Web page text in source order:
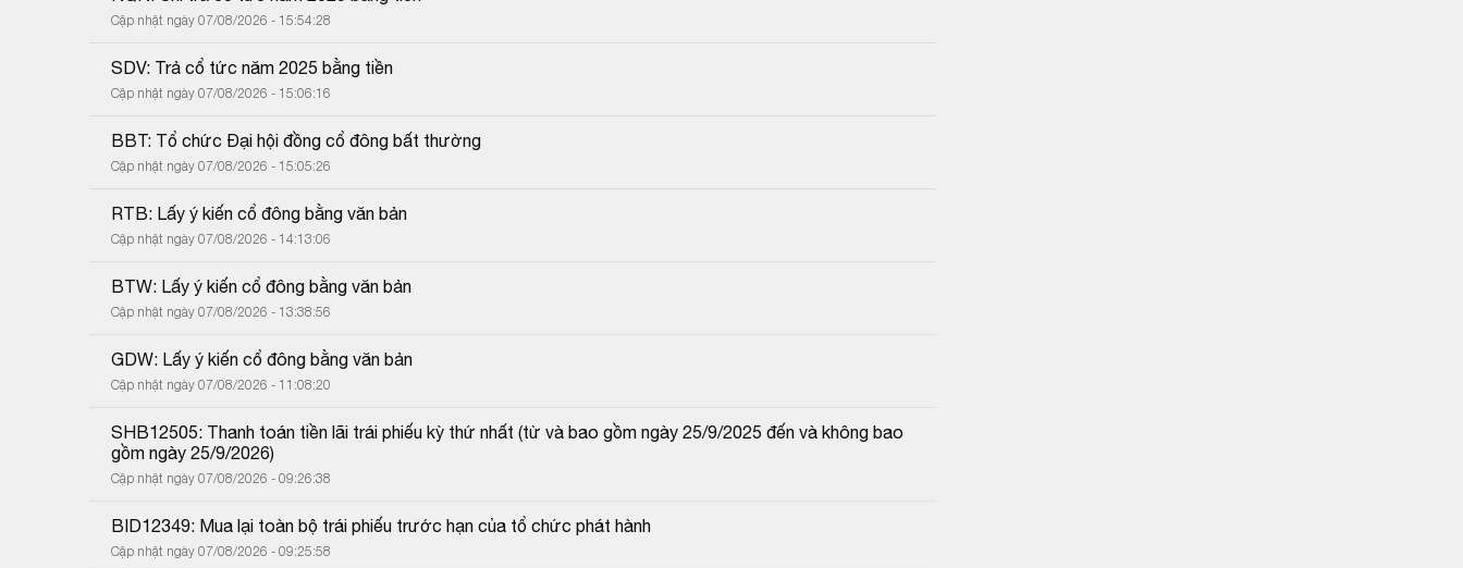
Cập nhật ngày 07/08/2026 - 15:54:28
SDV: Trả cổ tức năm 2025 bằng tiền
Cập nhật ngày 07/08/2026 - 15:06:16
BBT: Tổ chức Đại hội đồng cổ đông bất thường
Cập nhật ngày 07/08/2026 - 15:05:26
RTB: Lấy ý kiến cổ đông bằng văn bản
Cập nhật ngày 07/08/2026 - 14:13:06
BTW: Lấy ý kiến cổ đông bằng văn bản
Cập nhật ngày 07/08/2026 - 13:38:56
GDW: Lấy ý kiến cổ đông bằng văn bản
Cập nhật ngày 07/08/2026 - 11:08:20
SHB12505: Thanh toán tiền lãi trái phiếu kỳ thứ nhất (từ và bao gồm ngày 25/9/2025 đến và không bao
gồm ngày 25/9/2026)
Cập nhật ngày 07/08/2026 - 09:26:38
BID12349: Mua lại toàn bộ trái phiếu trước hạn của tổ chức phát hành
Cập nhật ngày 07/08/2026 - 09:25:58